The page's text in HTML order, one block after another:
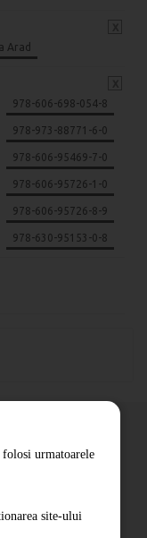
Arad
978-606-698-054-8
978-973-88771-6-0
978-606-95469-7-0
978-606-95726-1-0
978-606-95726-8-9
978-630-95153-0-8
folosi urmatoarele
site-ului